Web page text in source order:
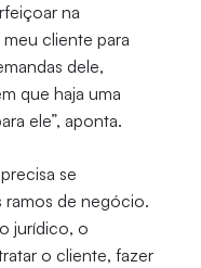
na
cliente para
dele,
que haja uma
ele”, aponta.
se
de negócio.
jurídico, o
o cliente, fazer